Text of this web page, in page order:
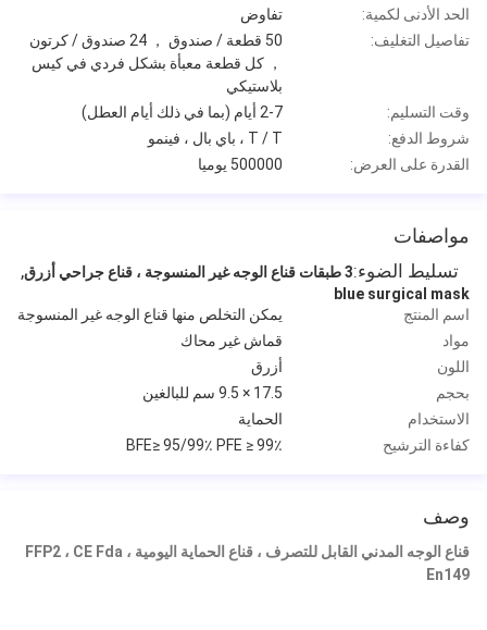
الحد الأدنى لكمية:
تفاوض
تفاصيل التغليف:
50 قطعة / صندوق ， 24 صندوق / كرتون
， كل قطعة معبأة بشكل فردي في كيس
بلاستيكي
وقت التسليم:
2-7 أيام (بما في ذلك أيام العطل)
شروط الدفع:
T / T ، باي بال ، فينمو
القدرة على العرض:
500000 يوميا
مواصفات
تسليط الضوء:3 طبقات قناع الوجه غير المنسوجة ، قناع جراحي أزرق ,
blue surgical mask
اسم المنتج
يمكن التخلص منها قناع الوجه غير المنسوجة
مواد
قماش غير محاك
اللون
أزرق
بحجم
17.5 × 9.5 سم للبالغين
الاستخدام
الحماية
كفاءة الترشيح
BFE≥ 95/99٪ PFE ≥ 99٪
وصف
قناع الوجه المدني القابل للتصرف ، قناع الحماية اليومية ، FFP2 ، CE Fda
En149